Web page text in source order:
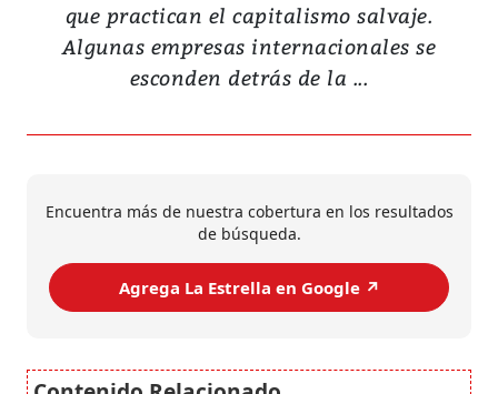
que practican el capitalismo salvaje.
Algunas empresas internacionales se
esconden detrás de la ...
Encuentra más de nuestra cobertura en los resultados
de búsqueda.
Agrega La Estrella en Google ↗️